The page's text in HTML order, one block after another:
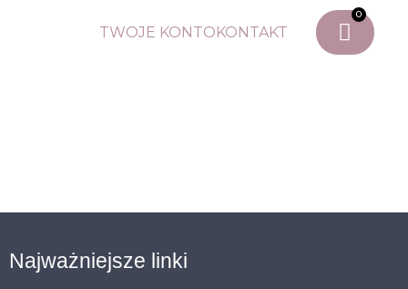
TWOJE KONTOKONTAKT
0
Najważniejsze linki